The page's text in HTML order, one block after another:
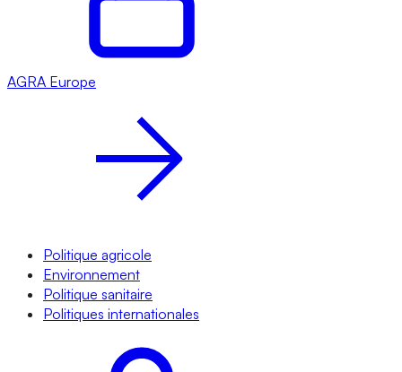
AGRA Europe
Politique agricole
Environnement
Politique sanitaire
Politiques internationales